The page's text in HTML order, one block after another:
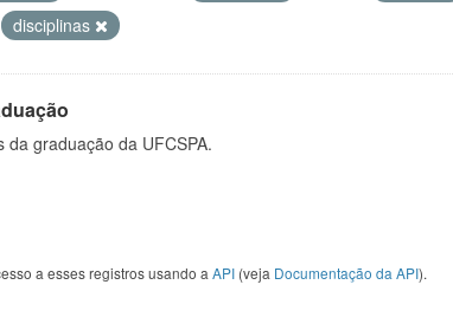
disciplinas
da graduação da UFCSPA.
a esses registros usando a API (veja Documentação da API).